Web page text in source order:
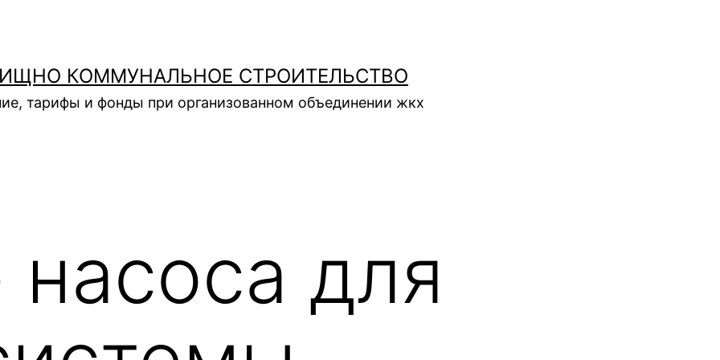
КОММУНАЛЬНОЕ СТРОИТЕЛЬСТВО
тарифы и фонды при организованном объединении жкх
для